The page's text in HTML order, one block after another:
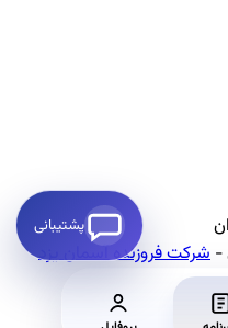
- شرکت فروزنده آسمان یزد
پشتیبانی